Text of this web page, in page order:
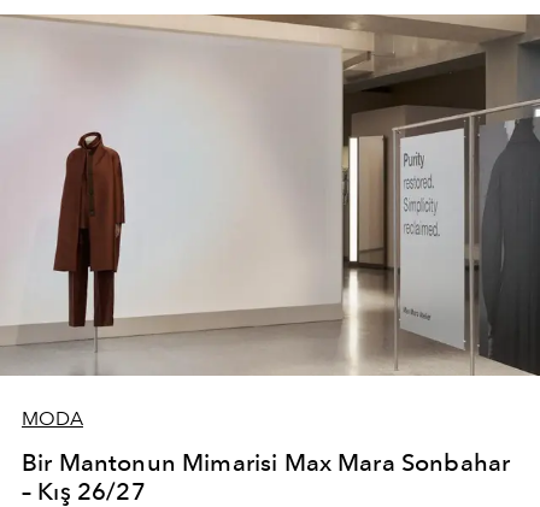
MODA
Bir Mantonun Mimarisi Max Mara Sonbahar
– Kış 26/27